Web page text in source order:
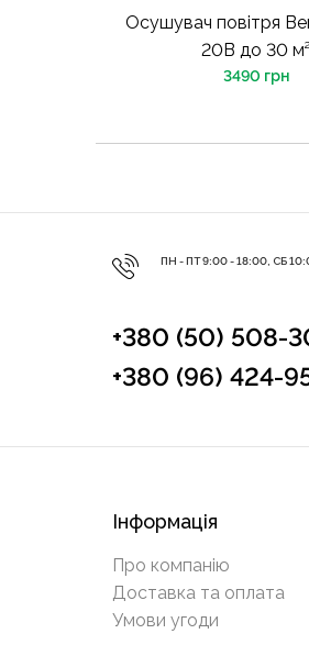
Осушувач повітря
20В до 30 м²
3490 грн
ПН - ПТ 9:00 - 18:00, СБ
+380 (50) 508-
+380 (96) 424-
Інформація
Про компанію
Доставка та оплата
Умови угоди